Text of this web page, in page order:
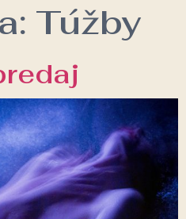
Túžby